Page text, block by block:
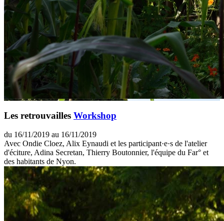
Les retrouvailles Workshop
du 16/11/2019 au 16/11/2019
Avec Ondie Cloez, Alix Eynaudi et les participant·e·s de l'atelier
d'éciture, Adina Secretan, Thierry Boutonnier, l'équipe du Far° et
des habitants de Nyon.